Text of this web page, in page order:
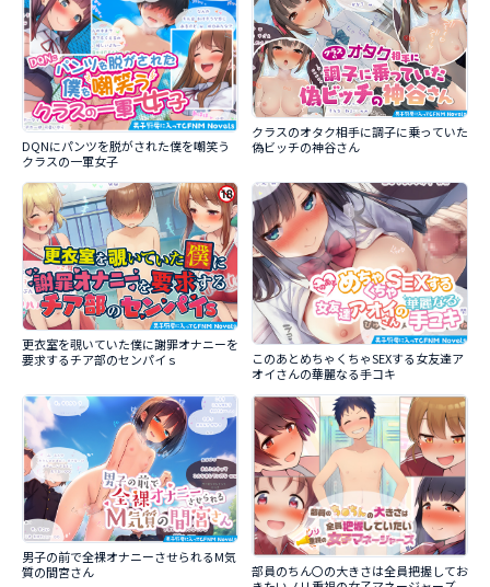
DQNにパンツを脱がされた僕を嘲笑う
クラスの一軍女子
クラスのオタク相手に調子に乗っていた
偽ビッチの神谷さん
更衣室を覗いていた僕に謝罪オナニーを
要求するチア部のセンパイｓ
このあとめちゃくちゃSEXする女友達ア
オイさんの華麗なる手コキ
男子の前で全裸オナニーさせられるM気
質の間宮さん
部員のちん〇の大きさは全員把握してお